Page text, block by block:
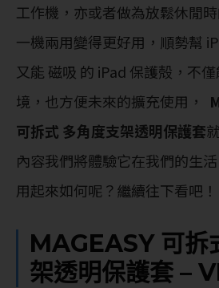
工作機，亦或者做為放鬆休閒
一機兩用變得更好用，順勢幫
又能 磁吸 的 iPad 保護殻，不
境，也方便未來的擴充使用，
可拆式 多角度支架透明保護套
內容我們將體驗它在我們的生
用起來如何呢？繼續往下看吧！
MAGEASY 可拆
架透明保護套 –